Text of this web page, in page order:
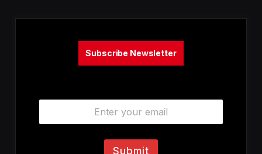
Subscribe Newsletter
E
a
Submit